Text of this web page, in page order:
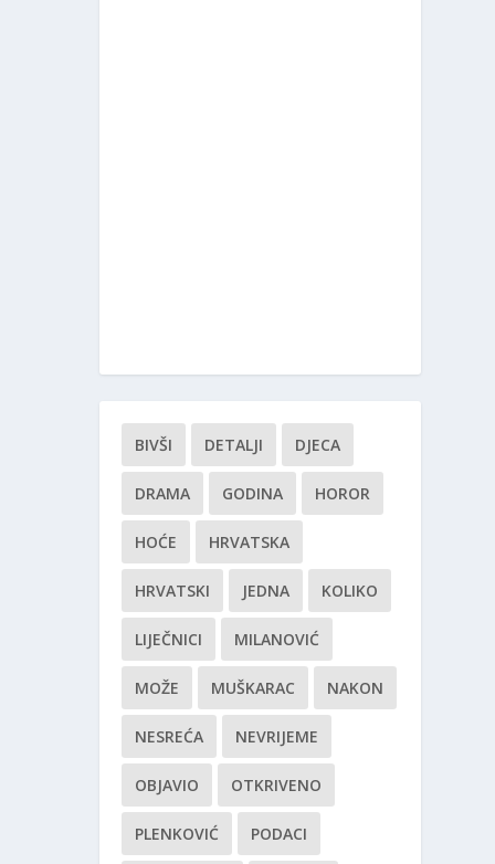
BIVŠI DETALJI DJECA
DRAMA GODINA HOROR
HOĆE HRVATSKA
HRVATSKI JEDNA KOLIKO
LIJEČNICI MILANOVIĆ
MOŽE MUŠKARAC NAKON
NESREĆA NEVRIJEME
OBJAVIO OTKRIVENO
PLENKOVIĆ PODACI